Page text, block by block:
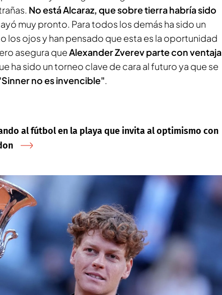
No está Alcaraz, que sobre tierra habría sido
muy pronto. Para todos los demás ha sido un
los ojos y han pensado que esta es la oportunidad
asegura queAlexander Zverev parte con ventaja
ha sido un torneo clave de cara al futuro ya que se
no es invencible".
al fútbol en la playa que invita al optimismo con